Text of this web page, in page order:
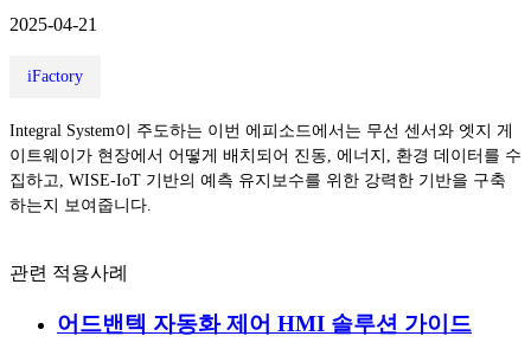
2025-04-21
iFactory
Integral System이 주도하는 이번 에피소드에서는 무선 센서와 엣지 게
이트웨이가 현장에서 어떻게 배치되어 진동, 에너지, 환경 데이터를 수
집하고, WISE-IoT 기반의 예측 유지보수를 위한 강력한 기반을 구축
하는지 보여줍니다.
관련 적용사례
어드밴텍 자동화 제어 HMI 솔루션 가이드